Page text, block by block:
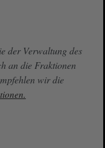
der Verwaltung des
an die Fraktionen
wir die